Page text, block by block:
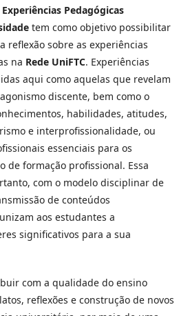
Pedagógicas
tem como objetivo possibilitar
reflexão sobre as experiências
na Rede UniFTC. Experiências
aqui como aquelas que revelam
discente, bem como o
habilidades, atitudes,
e interprofissionalidade, ou
essenciais para os
de formação profissional. Essa
com o modelo disciplinar de
de conteúdos
aos estudantes a
significativos para a sua
com a qualidade do ensino
reflexões e construção de novos